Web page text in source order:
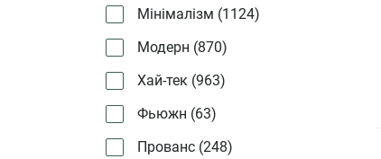
Мінімалізм (1124)
Модерн (870)
Хай-тек (963)
Фьюжн (63)
Прованс (248)